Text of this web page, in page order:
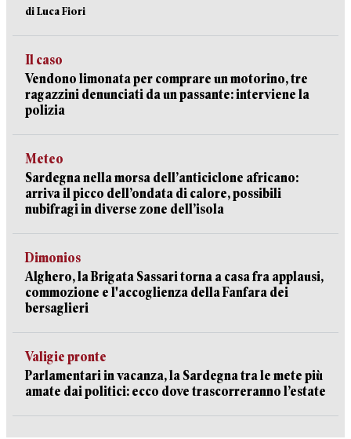
di Luca Fiori
Il caso
Vendono limonata per comprare un motorino, tre
ragazzini denunciati da un passante: interviene la
polizia
Meteo
Sardegna nella morsa dell’anticiclone africano:
arriva il picco dell’ondata di calore, possibili
nubifragi in diverse zone dell’isola
Dimonios
Alghero, la Brigata Sassari torna a casa fra applausi,
commozione e l'accoglienza della Fanfara dei
bersaglieri
Valigie pronte
Parlamentari in vacanza, la Sardegna tra le mete più
amate dai politici: ecco dove trascorreranno l’estate